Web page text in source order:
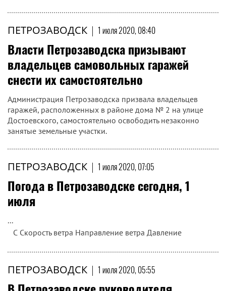
ПЕТРОЗАВОДСК | 1 июля 2020, 08:40
Власти Петрозаводска призывают
владельцев самовольных гаражей
снести их самостоятельно
Администрация Петрозаводска призвала владельцев
гаражей, расположенных в районе дома № 2 на улице
Достоевского, самостоятельно освободить незаконно
занятые земельные участки.
ПЕТРОЗАВОДСК | 1 июля 2020, 07:05
Погода в Петрозаводске сегодня, 1
июля
...
C Скорость ветра Направление ветра Давление
ПЕТРОЗАВОДСК | 1 июля 2020, 05:55